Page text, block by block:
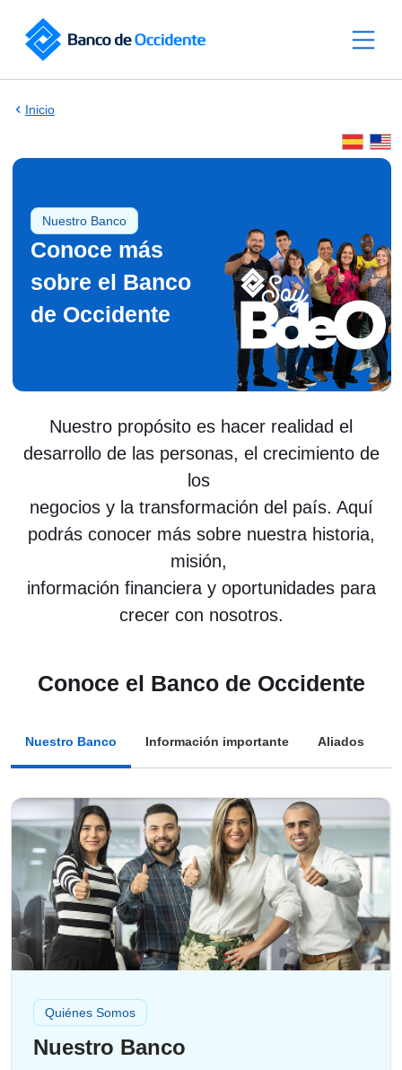
Saltar al contenido principal
Inicio
Nuestro Banco
Conoce más
sobre el Banco
de Occidente
Nuestro propósito es hacer realidad el
desarrollo de las personas, el crecimiento de
los
negocios y la transformación del país. Aquí
podrás conocer más sobre nuestra historia,
misión,
información financiera y oportunidades para
crecer con nosotros.
Conoce el Banco de Occidente
Nuestro Banco Información importante Aliados
Quiénes Somos
Nuestro Banco